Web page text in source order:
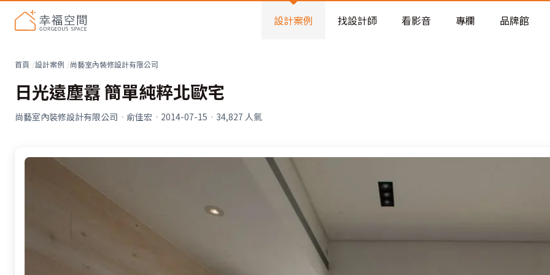
看不見的居家風險和翻新關鍵
老屋預算分配與高 CP 值煥新術
設計案例 找設計師 看影音 專欄 品牌館
首頁 設計案例 尚藝室內裝修設計有限公司
日光遠塵囂 簡單純粹北歐宅
尚藝室內裝修設計有限公司 · 俞佳宏 · 2014-07-15 · 34,827 人氣